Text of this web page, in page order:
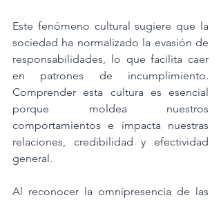
Este fenómeno cultural sugiere que la
sociedad ha normalizado la evasión de
responsabilidades, lo que facilita caer
en patrones de incumplimiento.
Comprender esta cultura es esencial
porque moldea nuestros
comportamientos e impacta nuestras
relaciones, credibilidad y efectividad
general.
Al reconocer la omnipresencia de las